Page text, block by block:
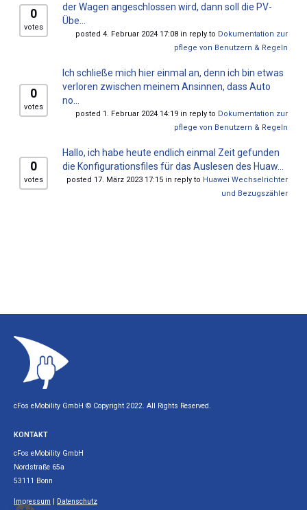
0
votes
der Wagen angeschlossen wird, dann soll die PV-
Übe...
posted 4. Februar 2024 17:08 in reply to Dokumentation zur
pflege von Benutzern & Regeln
0
votes
Ich schließe mich hier einmal an, denn ich bin etwas
verloren zwischen meinem Ansinnen, dass Auto
no...
posted 1. Februar 2024 14:19 in reply to Dokumentation zur
pflege von Benutzern & Regeln
0
votes
Hallo, ich habe heute endlich einmal Zeit gefunden
die Konfigurationsfiles für das Auslesen des Huaw...
posted 17. März 2023 17:15 in reply to Huawei Wechselrichter
und Bezugszähler
cFos eMobility GmbH © Copyright 2022. All Rights Reserved.
KONTAKT
cFos eMobility GmbH
Nordstraße 65a
53111 Bonn
Impressum | Datenschutz